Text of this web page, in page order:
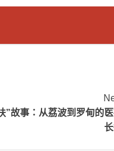
”故事：从荔波到罗甸的